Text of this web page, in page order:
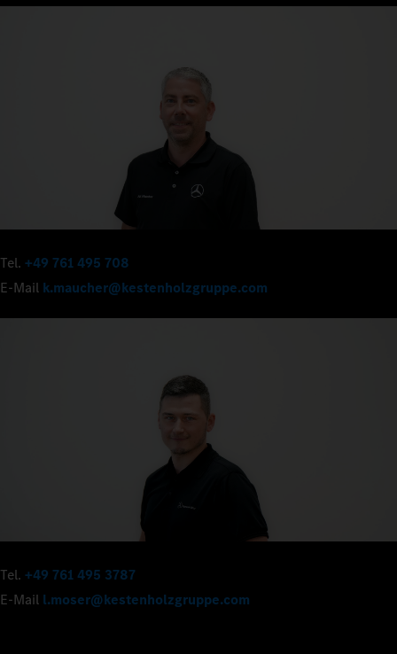
Tel. +49 761 495 708
E-Mail k.maucher@kestenholzgruppe.com
Tel. +49 761 495 3787
E-Mail l.moser@kestenholzgruppe.com